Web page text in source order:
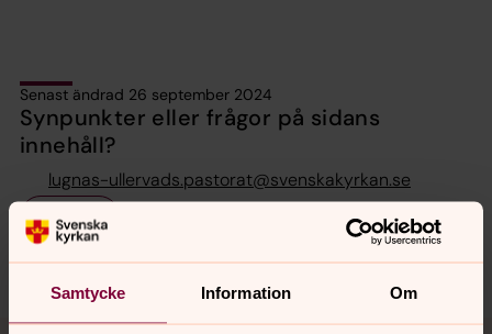
Samtycke Information Om
Senast ändrad 26 september 2024
Synpunkter eller frågor på sidans
innehåll?
lugnas-ullervads.pastorat@svenskakyrkan.se
Dela
Tillbaka till toppen
Tillbaka till innehållet